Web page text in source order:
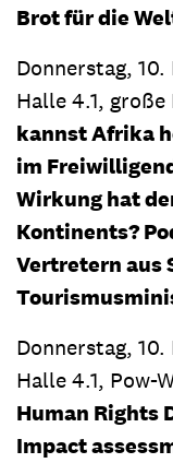
Brot für die
Donnerstag, 10.
Halle 4.1, große
kannst Afrika
im
Wirkung hat
Kontinents?
Vertretern aus
Donnerstag,
Halle 4.1, Pow-
Human Rights
Impact